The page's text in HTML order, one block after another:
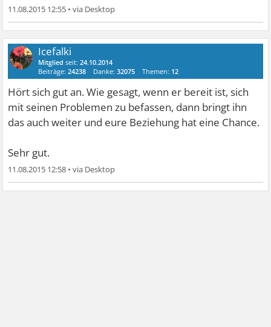
11.08.2015 12:55 •
Icefalki
Mitglied seit:24.10.2014
Beiträge:24238 Danke:32075 Themen: 12
Hört sich gut an. Wie gesagt, wenn er bereit ist, sich
mit seinen Problemen zu befassen, dann bringt ihn
das auch weiter und eure Beziehung hat eine Chance.
Sehr gut.
11.08.2015 12:58 •